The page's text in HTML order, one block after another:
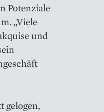
Potenziale
„Viele
und
gelogen,